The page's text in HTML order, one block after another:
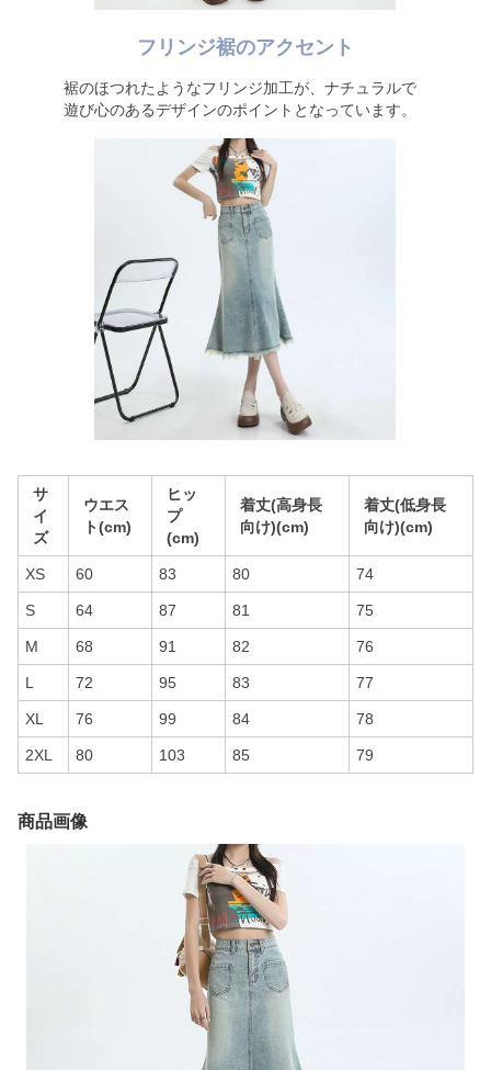
フリンジ裾のアクセント
裾のほつれたようなフリンジ加工が、ナチュラルで
遊び心のあるデザインのポイントとなっています。
サ
イ
ズ
ウエス
ト(cm)
ヒッ
プ
(cm)
着丈(高身長
向け)(cm)
着丈(低身長
向け)(cm)
XS 60 83 80 74
S 64 87 81 75
M 68 91 82 76
L 72 95 83 77
XL 76 99 84 78
2XL 80 103 85 79
商品画像